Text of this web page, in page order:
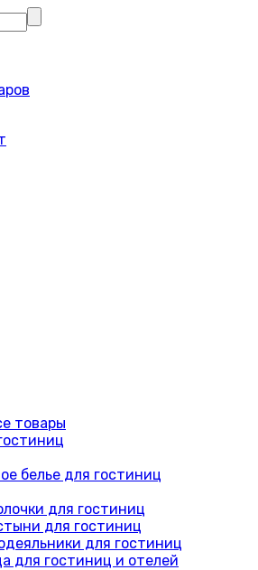
товары
белье для гостиниц
для гостиниц
для гостиниц
для гостиниц
для гостиниц и отелей